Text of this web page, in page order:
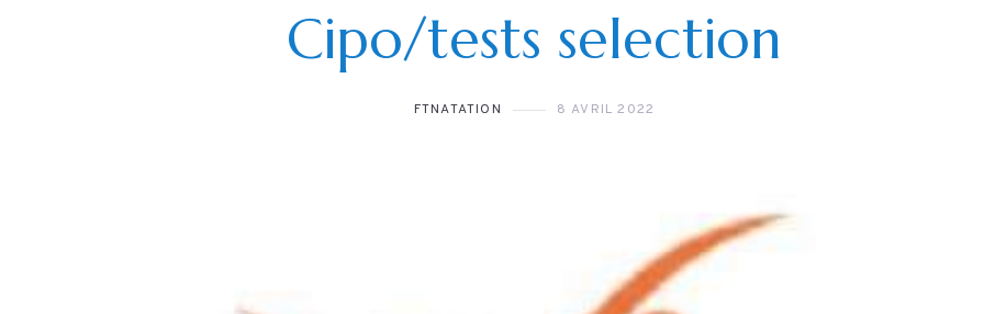
Cipo/tests selection
FTNATATION 8 AVRIL 2022
27 JUILLET 2026